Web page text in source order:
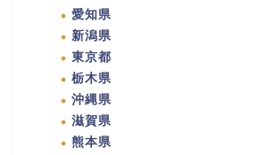
愛知県
新潟県
東京都
栃木県
沖縄県
滋賀県
熊本県